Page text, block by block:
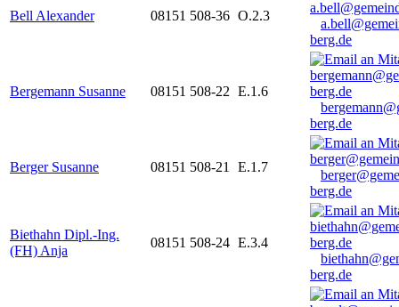
Bell Alexander 08151 508-36 O.2.3
berg.de
Bergemann Susanne 08151 508-22 E.1.6
berg.de
Berger Susanne 08151 508-21 E.1.7
berg.de
Biethahn Dipl.-Ing.
(FH) Anja
08151 508-24 E.3.4
berg.de